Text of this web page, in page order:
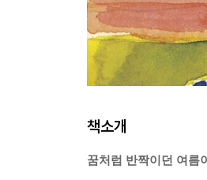
책소개
꿈처럼 반짝이던 여름